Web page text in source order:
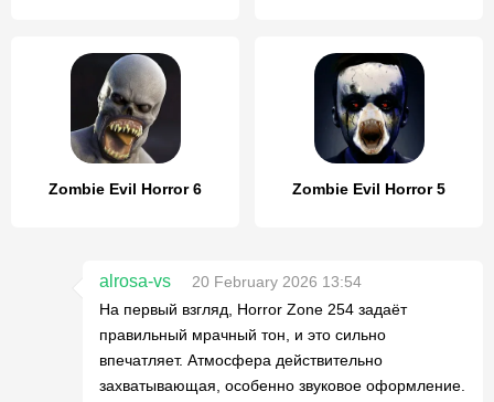
Zombie Evil Horror 6 Zombie Evil Horror 5
alrosa-vs
20 February 2026 13:54
На первый взгляд, Horror Zone 254 задаёт
правильный мрачный тон, и это сильно
впечатляет. Атмосфера действительно
захватывающая, особенно звуковое оформление.